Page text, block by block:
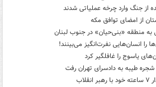
از جنگ وارد چرخه عملیاتی شدند
از امضای توافق مکه
به منطقه «بنی‌حیان» در جنوب لبنان
را انسان‌هایی نفرت‌انگیز می‌بینند!
یاسوج را غافلگیر کرد
طیبه به دادسرای تهران رفت